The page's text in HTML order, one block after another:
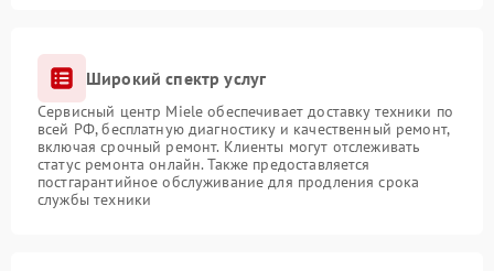
Широкий спектр услуг
Сервисный центр Miele обеспечивает доставку техники по
всей РФ, бесплатную диагностику и качественный ремонт,
включая срочный ремонт. Клиенты могут отслеживать
статус ремонта онлайн. Также предоставляется
постгарантийное обслуживание для продления срока
службы техники